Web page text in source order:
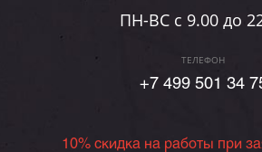
ПН-ВC c 9.00 до
ТЕЛЕФОН
+7 499 501 34
10% скидка на работы при